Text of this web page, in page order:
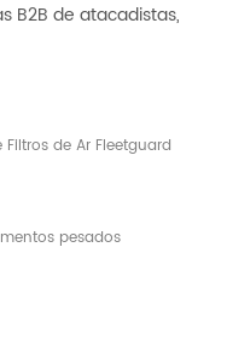
B2B de atacadistas,
de Ar Fleetguard
pesados